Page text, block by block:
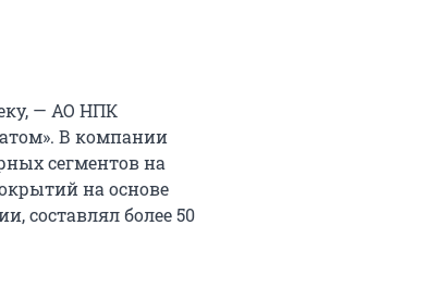
— АО НПК
В компании
сегментов на
на основе
составлял более 50